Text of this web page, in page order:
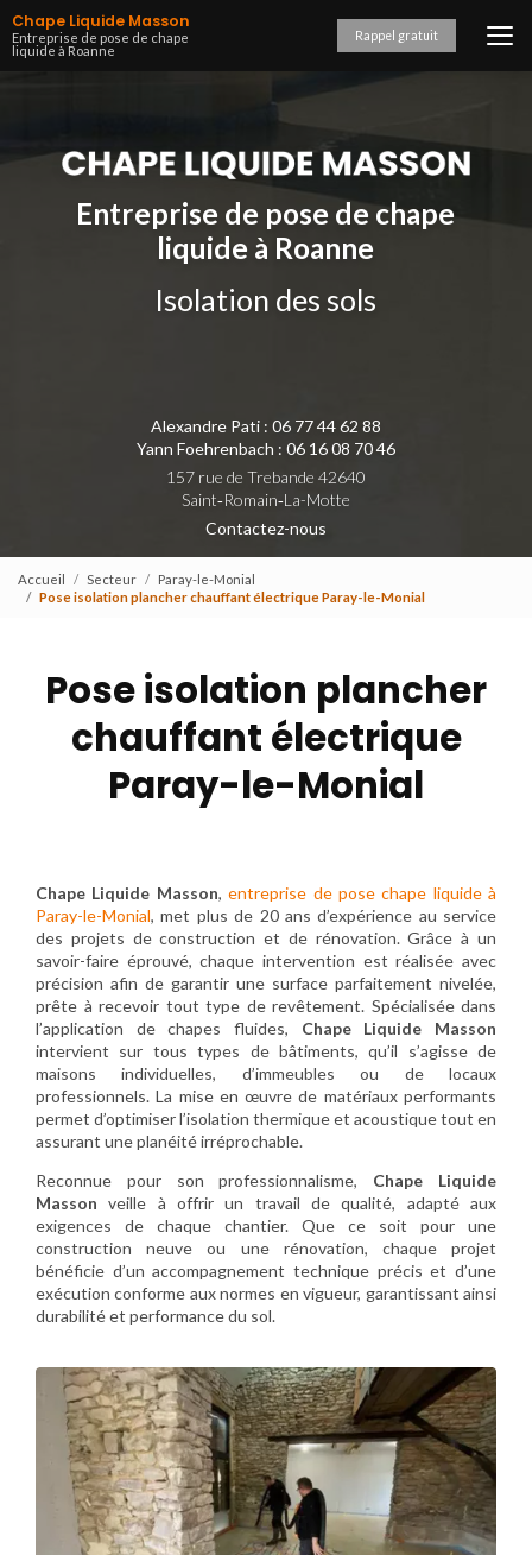
Aller
au
contenu
Chape Liquide Masson
Entreprise de pose de chape
liquide à Roanne
Rappel gratuit
Entreprise de pose de chape
liquide à Roanne
Isolation des sols
Alexandre Pati : 06 77 44 62 88
Yann Foehrenbach : 06 16 08 70 46
157 rue de Trebande 42640
Saint‑Romain‑La-Motte
Contactez-nous
Accueil Secteur
Paray-le-Monial
Pose isolation plancher chauffant électrique Paray-le-Monial
Pose isolation plancher
chauffant électrique
Paray-le-Monial
Chape Liquide Masson,entreprise de pose chape liquide à
Paray-le-Monial, met plus de 20 ans d’expérience au service
des projets de construction et de rénovation. Grâce à un
savoir-faire éprouvé, chaque intervention est réalisée avec
précision afin de garantir une surface parfaitement nivelée,
prête à recevoir tout type de revêtement. Spécialisée dans
l’application de chapes fluides, Chape Liquide Masson
intervient sur tous types de bâtiments, qu’il s’agisse de
maisons individuelles, d’immeubles ou de locaux
professionnels. La mise en œuvre de matériaux performants
permet d’optimiser l’isolation thermique et acoustique tout en
assurant une planéité irréprochable.
Reconnue pour son professionnalisme, Chape Liquide
Masson veille à offrir un travail de qualité, adapté aux
exigences de chaque chantier. Que ce soit pour une
construction neuve ou une rénovation, chaque projet
bénéficie d’un accompagnement technique précis et d’une
exécution conforme aux normes en vigueur, garantissant ainsi
durabilité et performance du sol.